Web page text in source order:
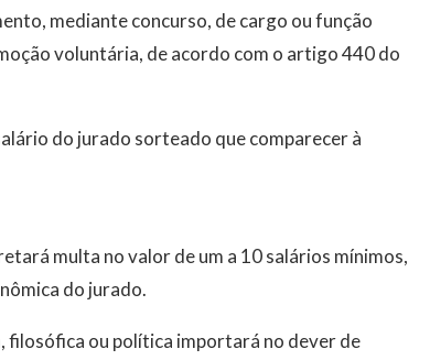
mediante concurso, de cargo ou função
voluntária, de acordo com o artigo 440 do
do jurado sorteado que comparecer à
multa no valor de um a 10 salários mínimos,
do jurado.
filosófica ou política importará no dever de